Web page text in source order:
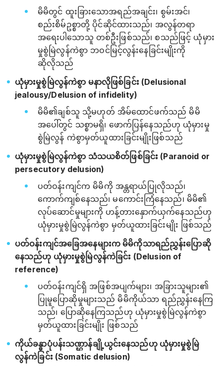
မိမိတွင် ထူးခြားသောအရည်အချင်း၊ စွမ်းအင်၊
စည်းစိမ်ဥစ္စာတို့ ပိုင်ဆိုင်ထားသည်၊ အလွန်တရာ
အရေးပါသောသူ တစ်ဦးဖြစ်သည်၊ စသည်ဖြင့် ယုံမှား
မှုစွဲမြဲလွန်ကဲစွာ ဘဝင်မြင့်လွန်းနေခြင်းမျိုးကို
ဆိုလိုသည်
ယုံမှားမှုစွဲမြဲလွန်ကဲစွာ မနာလိုဖြစ်ခြင်း (Delusional
jealousy/Delusion of infidelity)
မိမိ၏ချစ်သူ သို့မဟုတ် အိမ်ထောင်ဖက်သည် မိမိ
အပေါ်တွင် သစ္စာမရှိ၊ ဖောက်ပြန်နေသည်ဟု ယုံမှားမှု
စွဲမြဲလွန် ကဲစွာမှတ်ယူထားခြင်းမျိုးဖြစ်သည်
ယုံမှားမှုစွဲမြဲလွန်ကဲစွာ သံသယစိတ်ဖြစ်ခြင်း (Paranoid or
persecutory delusion)
ပတ်ဝန်းကျင်က မိမိကို အန္တရာယ်ပြုလိုသည်၊
ကောက်ကျစ်နေသည်၊ မကောင်းကြံနေသည်၊ မိမိ၏
လုပ်ဆောင်မှုများကို ဟန့်တားနှောက်ယှက်နေသည်ဟု
ယုံမှားမှုစွဲမြဲလွန်ကဲစွာ မှတ်ယူထားခြင်းမျိုး ဖြစ်သည်
ပတ်ဝန်းကျင်အခြေအနေများက မိမိကိုသာရည်ညွှန်းပြောဆို
နေသည်ဟု ယုံမှားမှုစွဲမြဲလွန်ကဲခြင်း (Delusion of
reference)
ပတ်ဝန်းကျင်ရှိ အဖြစ်အပျက်များ၊ အခြားသူများ၏
ပြုမူပြောဆိုမှုများသည် မိမိကိုယ်သာ ရည်ညွှန်းနေကြ
သည်၊ ပြောဆိုနေကြသည်ဟု ယုံမှားမှုစွဲမြဲလွန်ကဲစွာ
မှတ်ယူထားခြင်းမျိုး ဖြစ်သည်
ကိုယ်ခန္ဓာပုံပန်းသဏ္ဌာန်ချို့ယွင်းနေသည်ဟု ယုံမှားမှုစွဲမြဲ
လွန်ကဲခြင်း (Somatic delusion)